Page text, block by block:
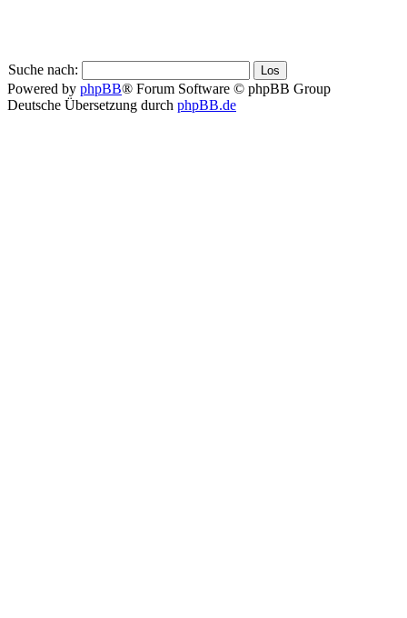
Suche nach:
Powered by phpBB® Forum Software © phpBB Group
Deutsche Übersetzung durch phpBB.de